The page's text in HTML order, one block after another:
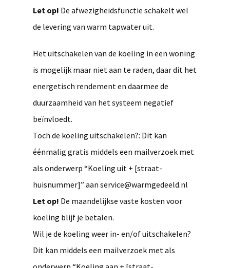
Let op! De afwezigheidsfunctie schakeltwel
de levering van warm tapwater uit.
Het uitschakelen van de koeling in een woning
is mogelijk maar niet aan te raden, daar dit het
energetisch rendement en daarmee de
duurzaamheid van het systeem negatief
beïnvloedt.
Toch de koeling uitschakelen?: Dit kan
éénmalig gratis middels een mailverzoek met
als onderwerp “Koeling uit + [straat-
huisnummer]” aan service@warmgedeeld.nl
Let op! De maandelijkse vaste kosten voor
koeling blijf je betalen.
Wil je de koeling weer in- en/of uitschakelen?
Dit kan middels een mailverzoek met als